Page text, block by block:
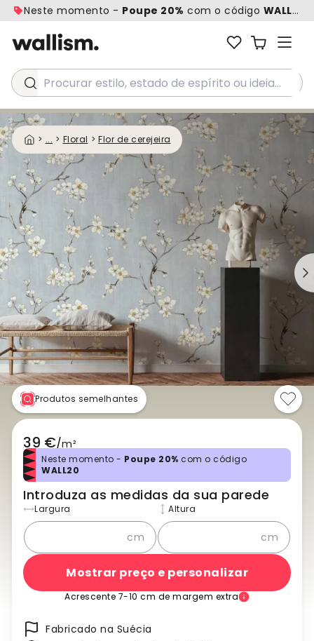
Neste momento - Poupe 20% com o código WALL20
Procurar estilo, estado de espírito ou ideia...
> ... > Floral > Flor de cerejeira
Produtos semelhantes
39 €/m²
Neste momento - Poupe 20% com o código
WALL20
Introduza as medidas da sua parede
Largura
cm
Altura
cm
Mostrar preço e personalizar
Acrescente 7-10 cm de margem extra
Fabricado na Suécia